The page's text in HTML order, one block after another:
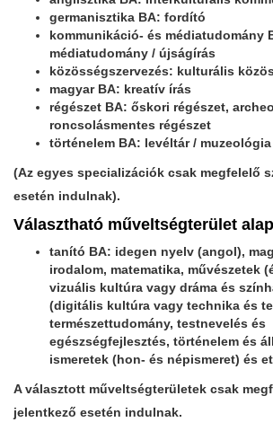
germanisztika BA: fordító
kommunikáció- és médiatudomány
médiatudomány / újságírás
közösségszervezés: kulturális
magyar BA: kreatív írás
régészet BA: őskori régészet,
roncsolásmentes régészet
történelem BA: levéltár / muzeológia
(Az egyes specializációk csak megfelelő
esetén indulnak).
Választható műveltségterület
tanító BA: idegen nyelv (angol),
irodalom, matematika, művészetek
vizuális kultúra vagy dráma és
(digitális kultúra vagy technika és
természettudomány, testnevelés és
egészségfejlesztés, történelem és
ismeretek (hon- és népismeret) és
A választott műveltségterületek csak
jelentkező esetén indulnak.